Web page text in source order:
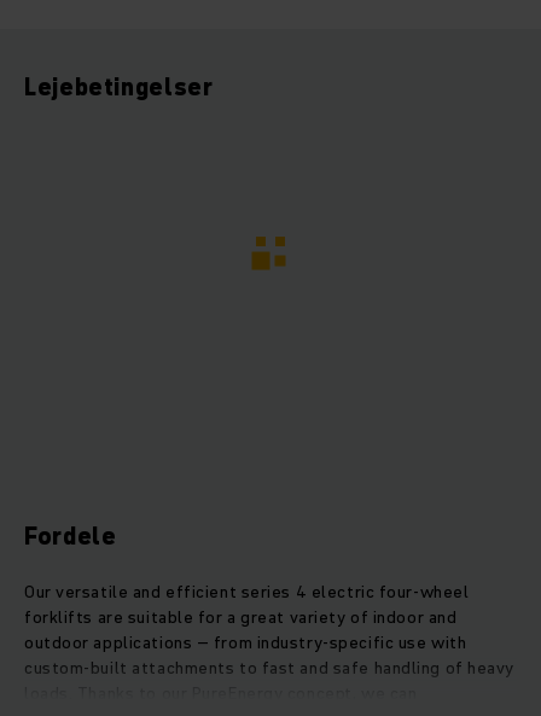
Lejebetingelser
Fordele
Our versatile and efficient series 4 electric four-wheel
forklifts are suitable for a great variety of indoor and
outdoor applications – from industry-specific use with
custom-built attachments to fast and safe handling of heavy